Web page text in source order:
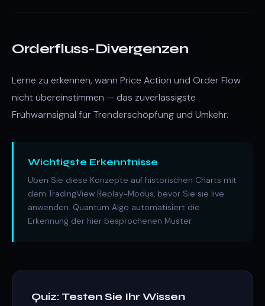
Orderfluss-Divergenzen
Lerne zu erkennen, wann Price Action und Order Flow
nicht übereinstimmen — das zuverlässigste
Frühwarnsignal für Trenderschöpfung und Umkehr.
Wichtigste Erkenntnisse
Üben Sie diese Konzepte auf historischen Charts mit
dem TradingView Replay-Modus, bevor Sie sie live
anwenden. Quantum Algo automatisiert die
Erkennung der hier besprochenen Muster.
Quiz: Testen Sie Ihr Wissen